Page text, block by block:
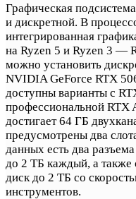
Графическая
и дискретной. В
интегрированная
на Ryzen 5 и Ryzen 3 —
можно установить
NVIDIA GeForce RTX
доступны варианты с
профессиональной RTX
достигает 64 ГБ
предусмотрены два
данных есть два
до 2 ТБ каждый, а
диск до 2 ТБ со
инструментов.